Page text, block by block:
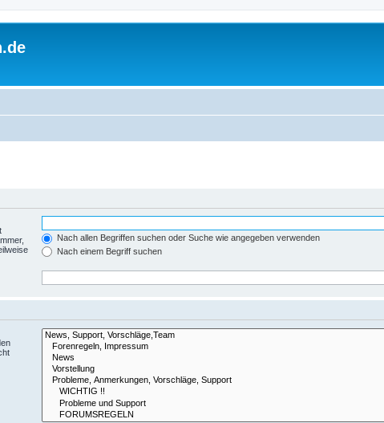
Nach allen Begriffen suchen oder Suche wie angegeben verwenden
Nach einem Begriff suchen